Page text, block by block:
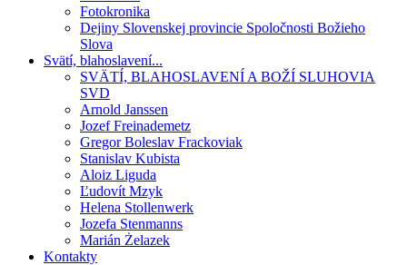
Fotokronika
Dejiny Slovenskej provincie Spoločnosti Božieho
Slova
Svätí, blahoslavení...
SVÄTÍ, BLAHOSLAVENÍ A BOŽÍ SLUHOVIA
SVD
Arnold Janssen
Jozef Freinademetz
Gregor Boleslav Frackoviak
Stanislav Kubista
Aloiz Liguda
Ľudovít Mzyk
Helena Stollenwerk
Jozefa Stenmanns
Marián Żelazek
Kontakty